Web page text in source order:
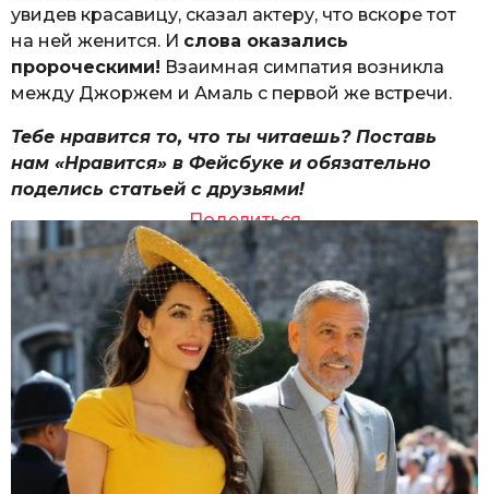
увидев красавицу, сказал актеру, что вскоре тот
на ней женится. И слова оказались
пророческими! Взаимная симпатия возникла
между Джоржем и Амаль с первой же встречи.
Тебе нравится то, что ты читаешь? Поставь
нам «Нравится» в Фейсбуке и обязательно
поделись статьей с друзьями!
Поделиться